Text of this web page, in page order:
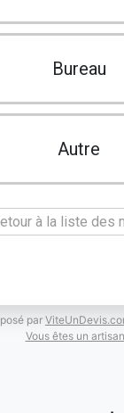
Bureau
Autre
à la liste des
par
Vous êtes un